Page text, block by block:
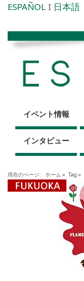
ESPAÑOL I 日本語
イベント情報
インタビュー
現在のページ : ホーム » Tag »